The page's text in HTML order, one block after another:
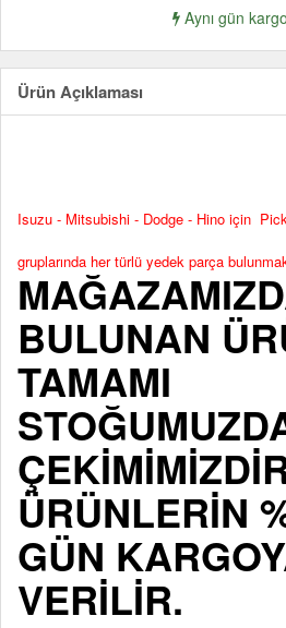
Aynı gün
Ürün Açıklaması
Isuzu - Mitsubishi - Dodge - Hino için
gruplarında her türlü yedek parça
BULUNAN
TAMAMI
ÜRÜNLERİN
GÜN
VERİLİR.